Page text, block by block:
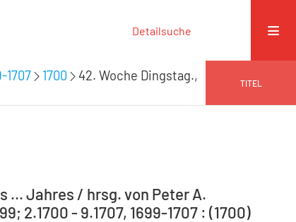
Detailsuche
1707 1700
42. Woche Dingstag.,
TITEL
... Jahres / hrsg. von Peter A.
2.1700 - 9.1707, 1699-1707 : (1700)